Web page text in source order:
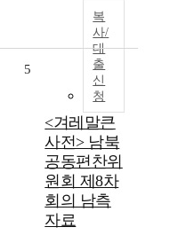
복
사/
대
출
신
청
5
<겨레말큰
사전> 남북
공동편찬위
원회 제8차
회의 남측
자료